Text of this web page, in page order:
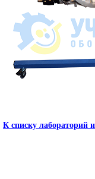
К списку лабораторий